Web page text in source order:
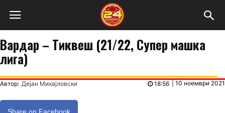
Вардар – Тиквеш (21/22, Супер машка
лига)
Автор: Дејан Михајловски 10 ноември 2021
18:56